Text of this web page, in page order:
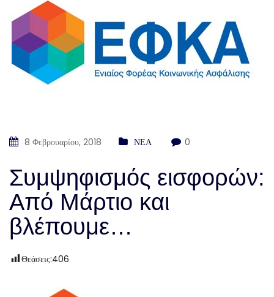
8 Φεβρουαρίου, 2018 ΝΕΑ 0
Συμψηφισμός εισφορών:
Από Μάρτιο και
βλέπουμε…
Θεάσεις:406